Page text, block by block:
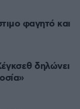
φαγητό και
δηλώνει